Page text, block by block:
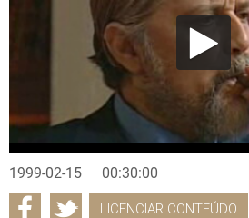
1999-02-15 00:30:00
LICENCIAR CONTEÚDO